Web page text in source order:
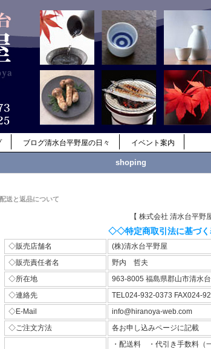
ブログ清水台平野屋の日々 イベント案内
shoping
配送と返品について
【 株式会社 清水台平野屋
◇◇特定商取引法に基づ
◇販売店舗名
(株)清水台平野屋
◇販売責任者名
野内 哲夫
◇所在地
963-8005 福島県郡山市清水
◇連絡先
TEL024-932-0373 FAX024-
◇E-Mail
info@hiranoya-web.com
◇ご注文方法
各お申し込みページに記載
・配送料 ・代引き手数料（